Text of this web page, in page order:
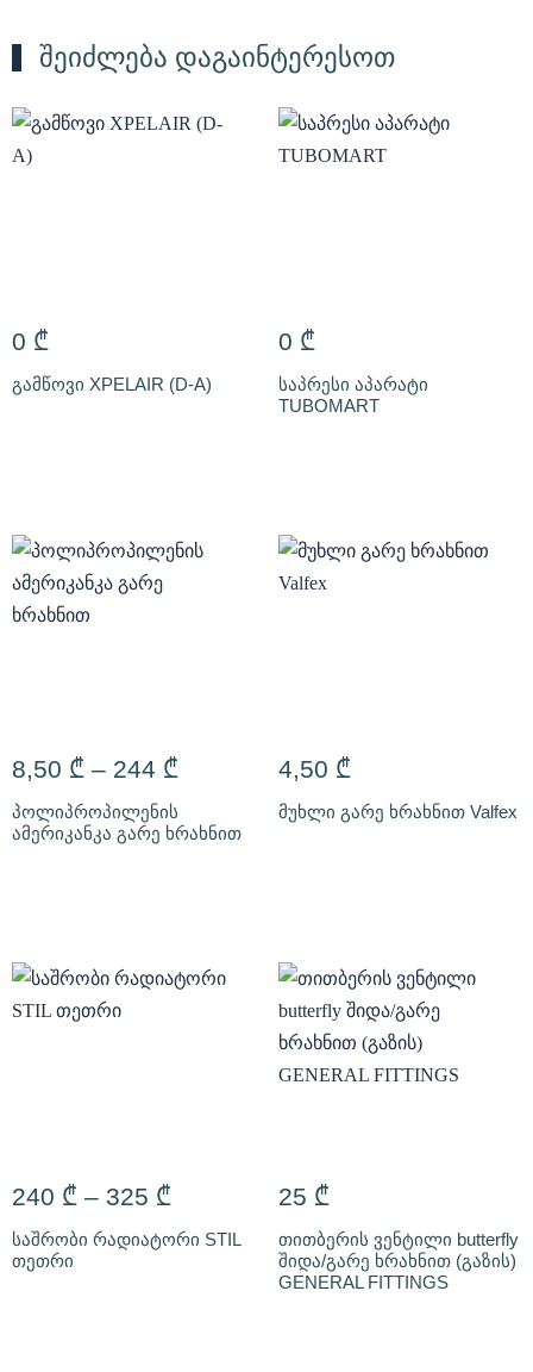
შეიძლება დაგაინტერესოთ
0 ₾
გამწოვი XPELAIR (D-A)
0 ₾
საპრესი აპარატი
TUBOMART
8,50 ₾ – 244 ₾
პოლიპროპილენის
ამერიკანკა გარე ხრახნით
4,50 ₾
მუხლი გარე ხრახნით Valfex
240 ₾ – 325 ₾
საშრობი რადიატორი STIL
თეთრი
25 ₾
თითბერის ვენტილი butterfly
შიდა/გარე ხრახნით (გაზის)
GENERAL FITTINGS